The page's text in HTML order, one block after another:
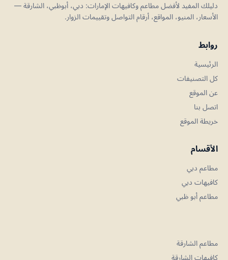
دليلك المفيد لأفضل مطاعم وكافيهات الإمارات: دبي، أبوظبي، الشارقة —
الأسعار، المنيو، المواقع، أرقام التواصل وتقييمات الزوار.
روابط
الرئيسية
كل التصنيفات
عن الموقع
اتصل بنا
خريطة الموقع
الأقسام
مطاعم دبي
كافيهات دبي
مطاعم أبو ظبي
مطاعم الشارقة
كافيهات الشارقة